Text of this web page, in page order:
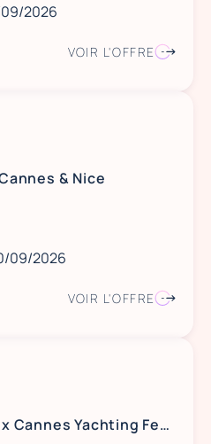
09/2026
VOIR L'OFFRE
& Nice
09/2026
VOIR L'OFFRE
Hôtes.ses d'accueil x Cannes Yachting Festival - 8 au 13 septembre 2026 - Cannes